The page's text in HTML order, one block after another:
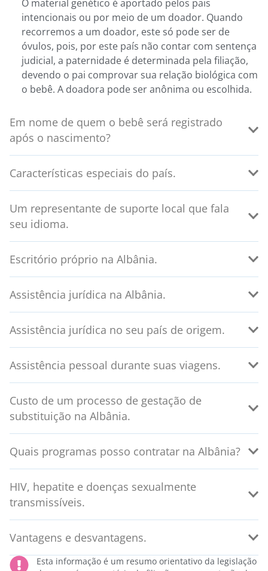
O material genético é aportado pelos pais
intencionais ou por meio de um doador. Quando
recorremos a um doador, este só pode ser de
óvulos, pois, por este país não contar com sentença
judicial, a paternidade é determinada pela filiação,
devendo o pai comprovar sua relação biológica com
o bebê. A doadora pode ser anônima ou escolhida.
Em nome de quem o bebê será registrado
após o nascimento?
Características especiais do país.
Um representante de suporte local que fala
seu idioma.
Escritório próprio na Albânia.
Assistência jurídica na Albânia.
Assistência jurídica no seu país de origem.
Assistência pessoal durante suas viagens.
Custo de um processo de gestação de
substituição na Albânia.
Quais programas posso contratar na Albânia?
HIV, hepatite e doenças sexualmente
transmissíveis.
Vantagens e desvantagens.
Esta informação é um resumo orientativo da legislação